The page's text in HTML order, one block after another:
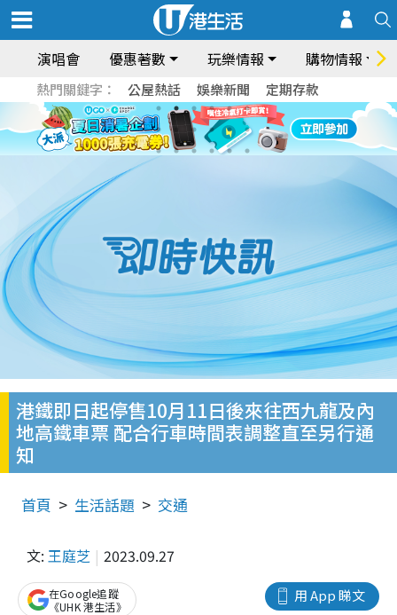
演唱會 優惠著數 玩樂情報 購物情報
熱門關鍵字： 公屋熱話 娛樂新聞 定期存款
港鐵即日起停售10月11日後來往西九龍及內
地高鐵車票 配合行車時間表調整直至另行通
知
首頁 生活話題 交通
文: 王庭芝 2023.09.27
用 App 睇文
在Google追蹤
《UHK 港生活》